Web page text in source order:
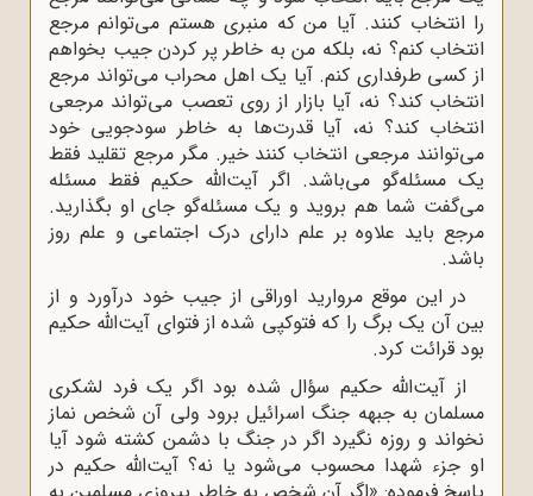
را انتخاب کنند. آیا من که منبری هستم می‌توانم مرجع
انتخاب کنم؟ نه، بلکه من به خاطر پر کردن جیب بخواهم
از کسی طرفداری کنم. آیا یک اهل محراب می‌تواند مرجع
انتخاب کند؟ نه، آیا بازار از روی تعصب می‌تواند مرجعی
انتخاب کند؟ نه، آیا قدرت‌ها به خاطر سودجویی خود
می‌توانند مرجعی انتخاب کنند خیر. مگر مرجع تقلید فقط
یک مسئله‌گو می‌باشد. اگر آیت‌الله حکیم فقط مسئله
می‌گفت شما هم بروید و یک مسئله‌گو جای او بگذارید.
مرجع باید علاوه بر علم دارای درک اجتماعی و علم روز
باشد.
در این موقع مروارید اوراقی از جیب خود درآورد و از
بین آن یک برگ را که فتوکپی شده از فتوای آیت‌الله حکیم
بود قرائت کرد.
از آیت‌الله حکیم سؤال شده بود اگر یک فرد لشکری
مسلمان به جبهه جنگ اسرائیل برود ولی آن شخص نماز
نخواند و روزه نگیرد اگر در جنگ با دشمن کشته شود آیا
او جزء شهدا محسوب می‌شود یا نه؟ آیت‌الله حکیم در